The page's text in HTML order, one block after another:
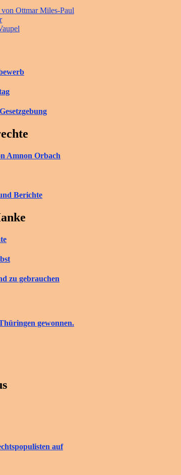
Ottmar Miles-Paul
Amnon Orbach
Berichte
zu gebrauchen
gewonnen.
auf